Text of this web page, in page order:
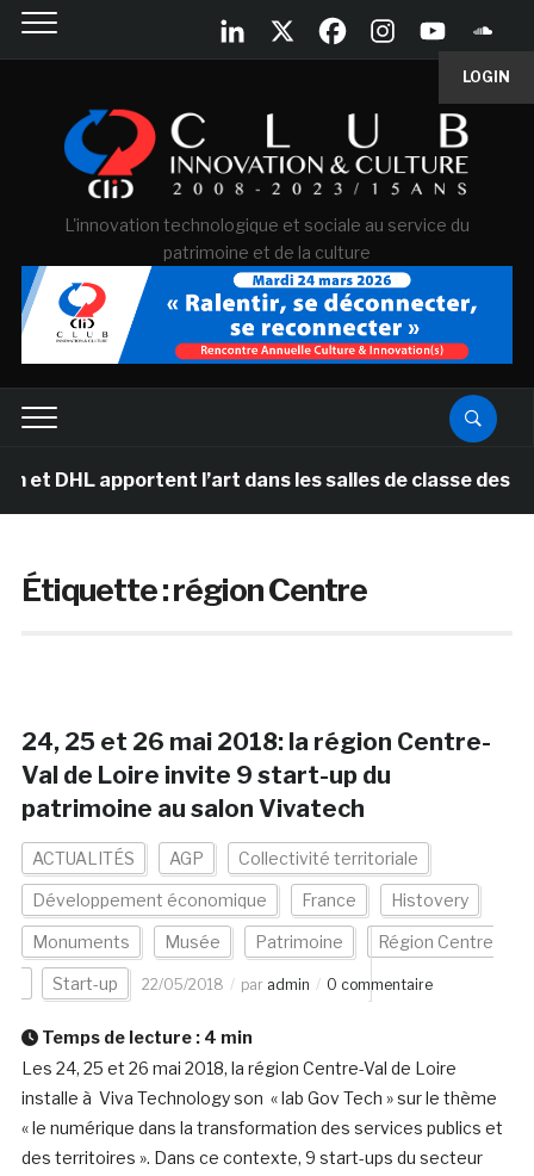
LOGIN
L'innovation technologique et sociale au service du
patrimoine et de la culture
apportent l’art dans les salles de classe des écoles
Étiquette :région Centre
24, 25 et 26 mai 2018: la région Centre-
Val de Loire invite 9 start-up du
patrimoine au salon Vivatech
ACTUALITÉS AGP Collectivité territoriale
Développement économique France Histovery
Monuments Musée Patrimoine Région Centre
Start-up 22/05/2018 par admin 0 commentaire
Temps de lecture : 4 min
Les 24, 25 et 26 mai 2018, la région Centre-Val de Loire
installe à Viva Technology son « lab Gov Tech » sur le thème
« le numérique dans la transformation des services publics et
des territoires ». Dans ce contexte, 9 start-ups du secteur